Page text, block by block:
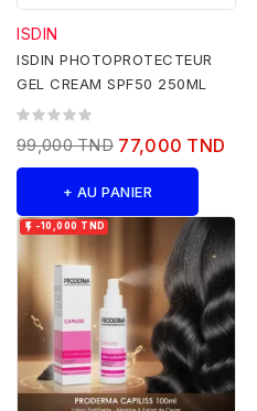
ISDIN
ISDIN PHOTOPROTECTEUR
GEL CREAM SPF50 250ML
99,000 TND 77,000 TND
+ AU PANIER
 -10,000 TND